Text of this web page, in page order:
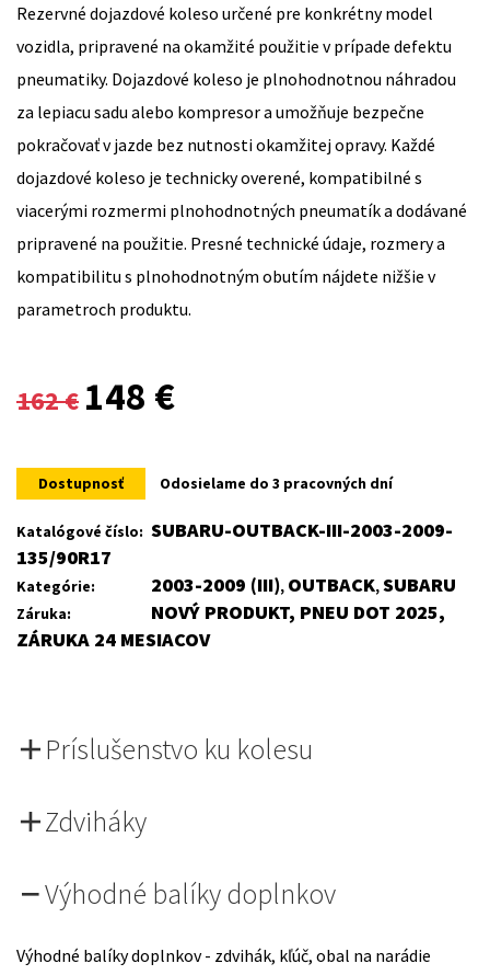
Rezervné dojazdové koleso určené pre konkrétny model
vozidla, pripravené na okamžité použitie v prípade defektu
pneumatiky. Dojazdové koleso je plnohodnotnou náhradou
za lepiacu sadu alebo kompresor a umožňuje bezpečne
pokračovať v jazde bez nutnosti okamžitej opravy. Každé
dojazdové koleso je technicky overené, kompatibilné s
viacerými rozmermi plnohodnotných pneumatík a dodávané
pripravené na použitie. Presné technické údaje, rozmery a
kompatibilitu s plnohodnotným obutím nájdete nižšie v
parametroch produktu.
162€
Original
was:
162 €.
148 €
is:
148 €.
Dostupnosť Odosielame do 3 pracovných dní
Katalógové číslo: SUBARU-OUTBACK-III-2003-2009-
135/90R17
Kategórie: 2003-2009 (III), OUTBACK,SUBARU
Záruka:
NOVÝ PRODUKT, PNEU DOT 2025,
ZÁRUKA 24 MESIACOV
Príslušenstvo ku kolesu
Zdviháky
Výhodné balíky doplnkov
Výhodné balíky doplnkov - zdvihák, kľúč, obal na narádie